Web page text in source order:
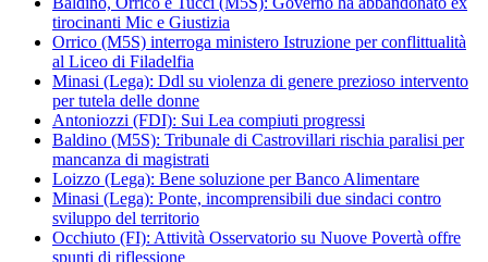
tirocinanti Mic e Giustizia
Orrico (M5S) interroga ministero Istruzione per conflittualità
al Liceo di Filadelfia
Minasi (Lega): Ddl su violenza di genere prezioso intervento
per tutela delle donne
Antoniozzi (FDI): Sui Lea compiuti progressi
Baldino (M5S): Tribunale di Castrovillari rischia paralisi per
mancanza di magistrati
Loizzo (Lega): Bene soluzione per Banco Alimentare
Minasi (Lega): Ponte, incomprensibili due sindaci contro
sviluppo del territorio
Occhiuto (FI): Attività Osservatorio su Nuove Povertà offre
spunti di riflessione